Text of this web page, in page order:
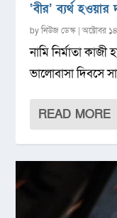
‘বীর’ ব্যর্থ
byনিউজ ডেস্ক |অক্টোবর
নামি নির্মাতা
ভালোবাসা দিবসে
READ MORE